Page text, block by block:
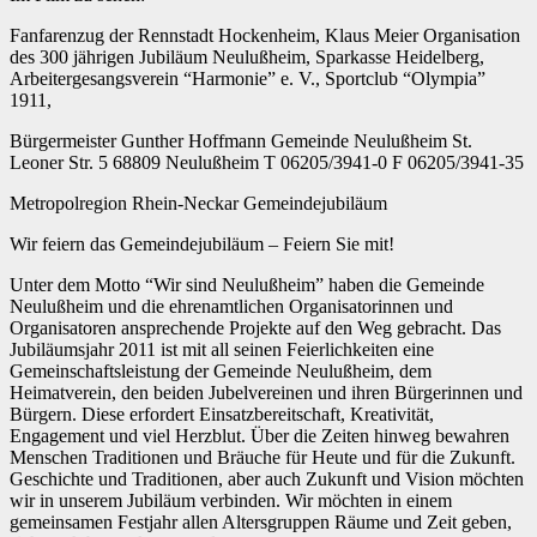
Fanfarenzug der Rennstadt Hockenheim, Klaus Meier Organisation
des 300 jährigen Jubiläum Neulußheim, Sparkasse Heidelberg,
Arbeitergesangsverein “Harmonie” e. V., Sportclub “Olympia”
1911,
Bürgermeister Gunther Hoffmann Gemeinde Neulußheim St.
Leoner Str. 5 68809 Neulußheim T 06205/3941-0 F 06205/3941-35
Metropolregion Rhein-Neckar Gemeindejubiläum
Wir feiern das Gemeindejubiläum – Feiern Sie mit!
Unter dem Motto “Wir sind Neulußheim” haben die Gemeinde
Neulußheim und die ehrenamtlichen Organisatorinnen und
Organisatoren ansprechende Projekte auf den Weg gebracht. Das
Jubiläumsjahr 2011 ist mit all seinen Feierlichkeiten eine
Gemeinschaftsleistung der Gemeinde Neulußheim, dem
Heimatverein, den beiden Jubelvereinen und ihren Bürgerinnen und
Bürgern. Diese erfordert Einsatzbereitschaft, Kreativität,
Engagement und viel Herzblut. Über die Zeiten hinweg bewahren
Menschen Traditionen und Bräuche für Heute und für die Zukunft.
Geschichte und Traditionen, aber auch Zukunft und Vision möchten
wir in unserem Jubiläum verbinden. Wir möchten in einem
gemeinsamen Festjahr allen Altersgruppen Räume und Zeit geben,